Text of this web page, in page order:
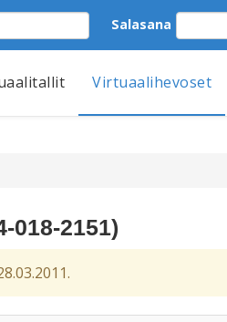
Salasana
Virtuaalihevoset
018-2151)